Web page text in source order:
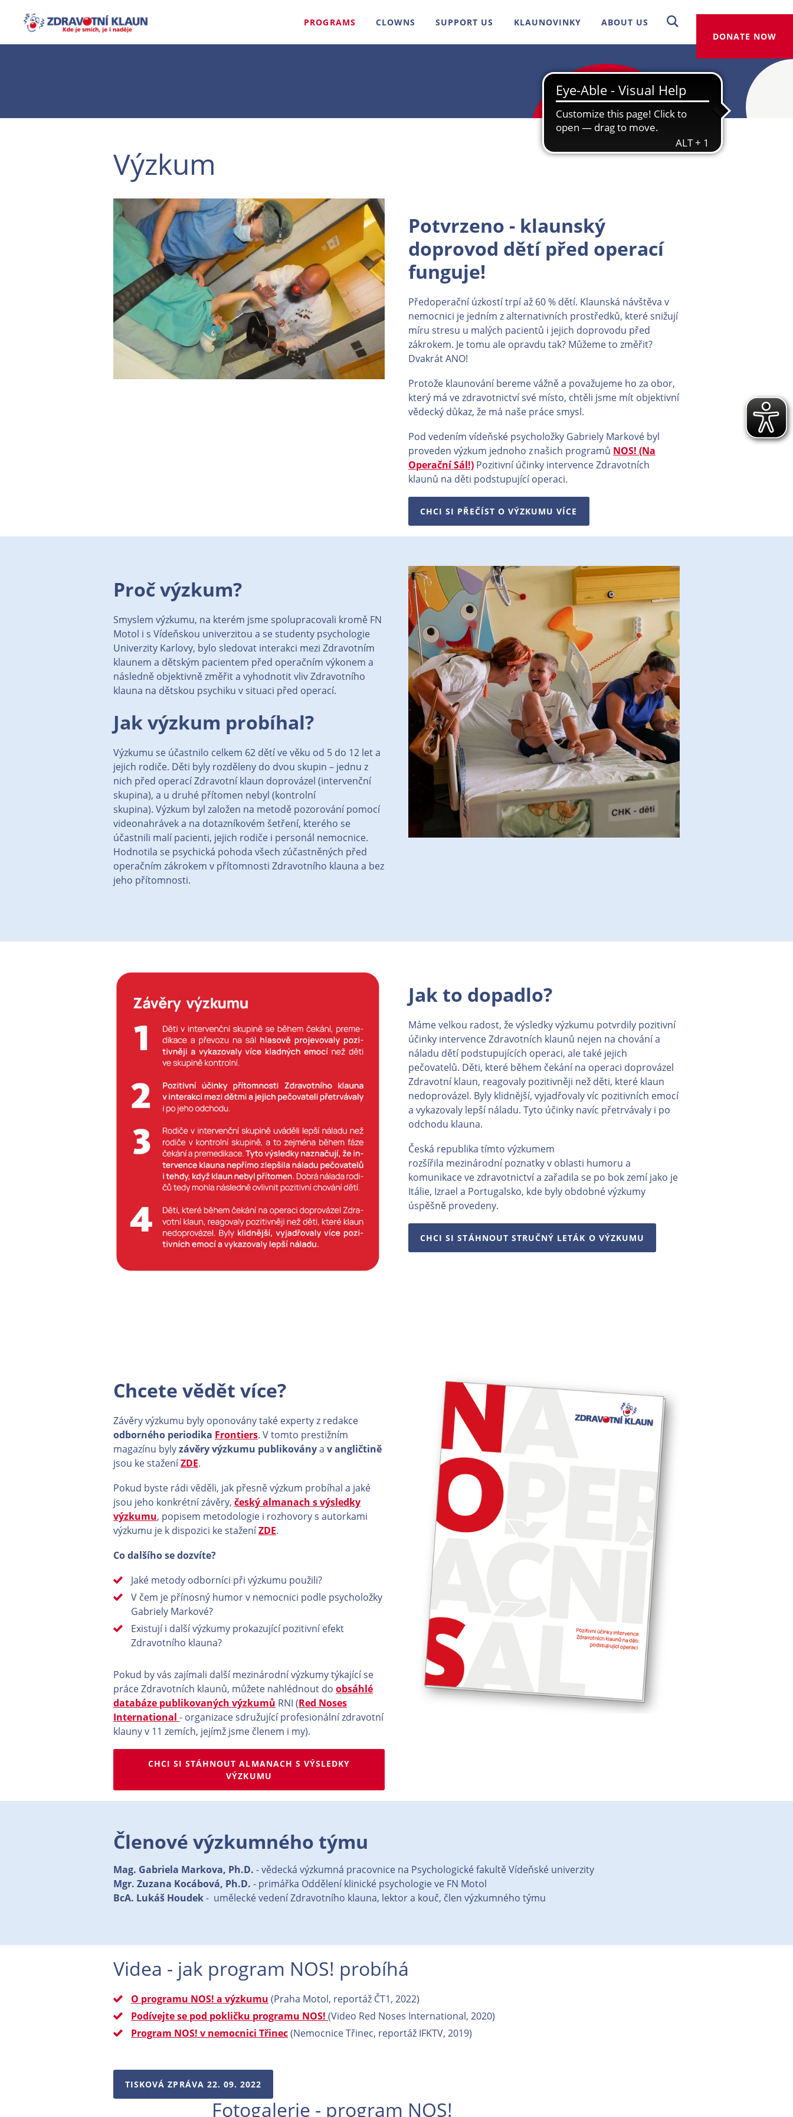
DONATE NOW
PROGRAMS CLOWNS SUPPORT US KLAUNOVINKY ABOUT US
Výzkum
Potvrzeno - klaunský
doprovod dětí před operací
funguje!
Předoperační úzkostí trpí až 60 % dětí. Klaunská návštěva v
nemocnici je jedním z alternativních prostředků, které snižují
míru stresu u malých pacientů i jejich doprovodu před
zákrokem. Je tomu ale opravdu tak? Můžeme to změřit?
Dvakrát ANO!
Protože klaunování bereme vážně a považujeme ho za obor,
který má ve zdravotnictví své místo, chtěli jsme mít objektivní
vědecký důkaz, že má naše práce smysl.
Pod vedením vídeňské psycholožky Gabriely Markové byl
proveden výzkum jednoho z našich programů NOS! (Na
Operační Sál!) Pozitivní účinky intervence Zdravotních
klaunů na děti podstupující operaci.
CHCI SI PŘEČÍST O VÝZKUMU VÍCE
Proč výzkum?
Smyslem výzkumu, na kterém jsme spolupracovali kromě FN
Motol i s Vídeňskou univerzitou a se studenty psychologie
Univerzity Karlovy, bylo sledovat interakci mezi Zdravotním
klaunem a dětským pacientem před operačním výkonem a
následně objektivně změřit a vyhodnotit vliv Zdravotního
klauna na dětskou psychiku v situaci před operací.
Jak výzkum probíhal?
Výzkumu se účastnilo celkem 62 dětí ve věku od 5 do 12 let a
jejich rodiče. Děti byly rozděleny do dvou skupin – jednu z
nich před operací Zdravotní klaun doprovázel (intervenční
skupina), a u druhé přítomen nebyl (kontrolní
skupina). Výzkum byl založen na metodě pozorování pomocí
videonahrávek a na dotazníkovém šetření, kterého se
účastnili malí pacienti, jejich rodiče i personál nemocnice.
Hodnotila se psychická pohoda všech zúčastněných před
operačním zákrokem v přítomnosti Zdravotního klauna a bez
jeho přítomnosti.
Jak to dopadlo?
Máme velkou radost, že výsledky výzkumu potvrdily pozitivní
účinky intervence Zdravotních klaunů nejen na chování a
náladu dětí podstupujících operaci, ale také jejich
pečovatelů. Děti, které během čekání na operaci doprovázel
Zdravotní klaun, reagovaly pozitivněji než děti, které klaun
nedoprovázel. Byly klidnější, vyjadřovaly víc pozitivních emocí
a vykazovaly lepší náladu. Tyto účinky navíc přetrvávaly i po
odchodu klauna.
Česká republika tímto výzkumem
rozšířila mezinárodní poznatky v oblasti humoru a
komunikace ve zdravotnictví a zařadila se po bok zemí jako je
Itálie, Izrael a Portugalsko, kde byly obdobné výzkumy
úspěšně provedeny.
CHCI SI STÁHNOUT STRUČNÝ LETÁK O VÝZKUMU
Chcete vědět více?
Závěry výzkumu byly oponovány také experty z redakce
odborného periodika Frontiers. V tomto prestižním
magazínu bylyzávěry výzkumu publikoványa v angličtině
jsou ke staženíZDE.
Pokud byste rádi věděli, jak přesně výzkum probíhal a jaké
jsou jeho konkrétní závěry, český almanach s výsledky
výzkumu, popisem metodologie i rozhovory s autorkami
výzkumu je k dispozici ke staženíZDE.
Co dalšího se dozvíte?
Jaké metody odborníci při výzkumu použili?
V čem je přínosný humor v nemocnici podle psycholožky
Gabriely Markové?
Existují i další výzkumy prokazující pozitivní efekt
Zdravotního klauna?
Pokud by vás zajímali další mezinárodní výzkumy týkající se
práce Zdravotních klaunů, můžete nahlédnout do obsáhlé
databáze publikovaných výzkumů RNI (Red Noses
International - organizace sdružující profesionální zdravotní
klauny v 11 zemích, jejímž jsme členem i my).
CHCI SI STÁHNOUT ALMANACH S VÝSLEDKY
VÝZKUMU
Členové výzkumného týmu
Mag. Gabriela Markova, Ph.D. - vědecká výzkumná pracovnice na Psychologické fakultě Vídeňské univerzity
Mgr. Zuzana Kocábová, Ph.D. - primářka Oddělení klinické psychologie ve FN Motol
BcA. Lukáš Houdek- umělecké vedení Zdravotního klauna, lektor a kouč, člen výzkumného týmu
Videa - jak program NOS! probíhá
O programu NOS! a výzkumu (Praha Motol, reportáž ČT1, 2022)
Podívejte se pod pokličku programu NOS! (Video Red Noses International, 2020)
Program NOS! v nemocnici Třinec(Nemocnice Třinec, reportáž IFKTV, 2019)
TISKOVÁ ZPRÁVA 22. 09. 2022
Fotogalerie - program NOS!